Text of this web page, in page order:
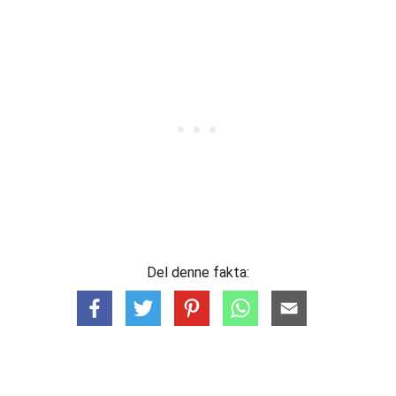
Del denne fakta: